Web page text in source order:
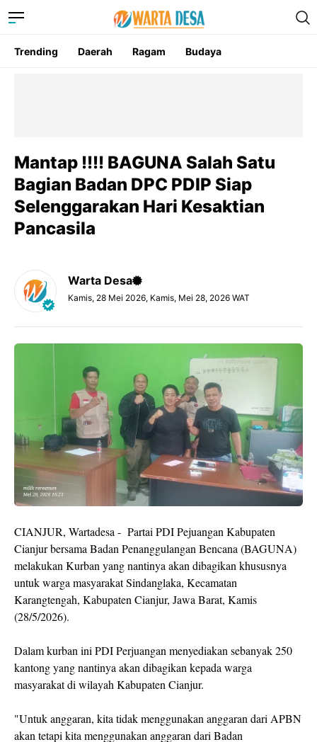
Trending Daerah Ragam Budaya
Mantap !!!! BAGUNA Salah Satu
Bagian Badan DPC PDIP Siap
Selenggarakan Hari Kesaktian
Pancasila
Warta Desa
Kamis, 28 Mei 2026, Kamis, Mei 28, 2026 WAT
CIANJUR, Wartadesa - Partai PDI Pejuangan Kabupaten
Cianjur bersama Badan Penanggulangan Bencana (BAGUNA)
melakukan Kurban yang nantinya akan dibagikan khususnya
untuk warga masyarakat Sindanglaka, Kecamatan
Karangtengah, Kabupaten Cianjur, Jawa Barat, Kamis
(28/5/2026).
Dalam kurban ini PDI Perjuangan menyediakan sebanyak 250
kantong yang nantinya akan dibagikan kepada warga
masyarakat di wilayah Kabupaten Cianjur.
"Untuk anggaran, kita tidak menggunakan anggaran dari APBN
akan tetapi kita menggunakan anggaran dari Badan